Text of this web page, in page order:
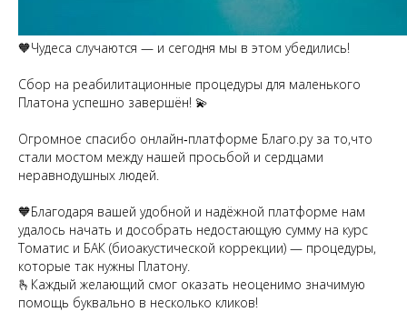
🧡Чудеса случаются — и сегодня мы в этом убедились!
Сбор на реабилитационные процедуры для маленького
Платона успешно завершён! 💫
Огромное спасибо онлайн‑платформе Благо.ру за то,что
стали мостом между нашей просьбой и сердцами
неравнодушных людей.
🧡Благодаря вашей удобной и надёжной платформе нам
удалось начать и дособрать недостающую сумму на курс
Томатис и БАК (биоакустической коррекции) — процедуры,
которые так нужны Платону.
🫰Каждый желающий смог оказать неоценимо значимую
помощь буквально в несколько кликов!